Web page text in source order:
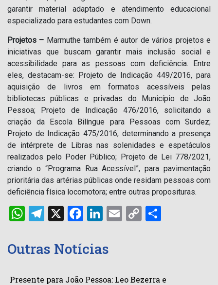
garantir material adaptado e atendimento educacional
especializado para estudantes com Down.
Projetos – Marmuthe também é autor de vários projetos e
iniciativas que buscam garantir mais inclusão social e
acessibilidade para as pessoas com deficiência. Entre
eles, destacam-se: Projeto de Indicação 449/2016, para
aquisição de livros em formatos acessíveis pelas
bibliotecas públicas e privadas do Município de João
Pessoa; Projeto de Indicação 476/2016, solicitando a
criação da Escola Bilíngue para Pessoas com Surdez;
Projeto de Indicação 475/2016, determinando a presença
de intérprete de Libras nas solenidades e espetáculos
realizados pelo Poder Público; Projeto de Lei 778/2021,
criando o “Programa Rua Acessível”, para pavimentação
prioritária das artérias públicas onde residam pessoas com
deficiência física locomotora; entre outras proposituras.
WhatsApp
Telegram
X Facebook
LinkedIn
Email
Copy
Link
Outras Notícias
Presente para João Pessoa: Leo Bezerra e